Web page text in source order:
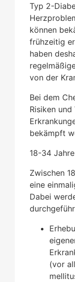
Typ 2-
können
frühzeitig
haben
von der
Bei dem
Risiken
bekämpft
18-34 Jahre
Zwischen
eine
Dabei
(vor